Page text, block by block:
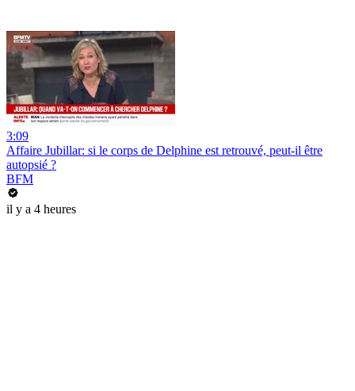
3:09
Affaire Jubillar: si le corps de Delphine est retrouvé, peut-il être
autopsié ?
BFM
il y a 4 heures